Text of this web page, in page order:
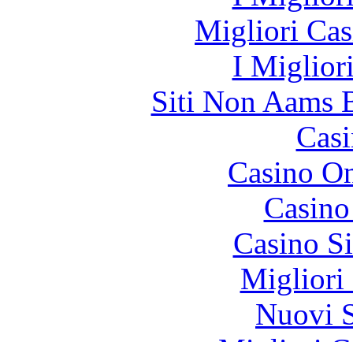
Migliori
I
Siti Non Aams
Casino
Casino
Migliori
Nuovi